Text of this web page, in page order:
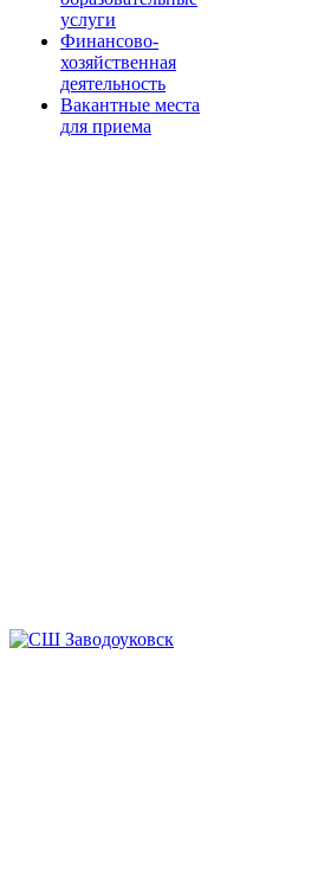
услуги
Финансово-
хозяйственная
деятельность
Вакантные места
для приема